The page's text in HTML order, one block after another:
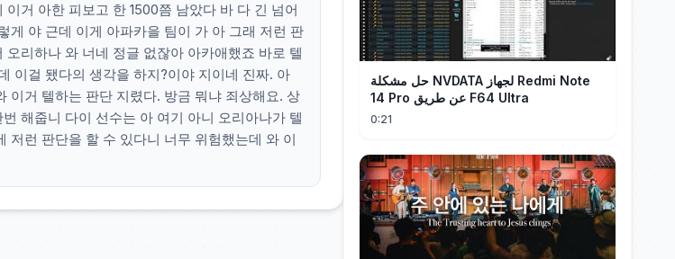
거 아한 피보고 한 1500쯤 남았다 바 다 긴 넘어
게 야 근데 이게 아파카을 팀이 가 아 그래 저런 판
리하나 와 너네 정글 없잖아 아카애했죠 바로 텔
이걸 됐다의 생각을 하지?이야 지이네 진짜. 아
이거 텔하는 판단 지렸다. 방금 뭐냐 죄상해요. 상
해줍니 다이 선수는 아 여기 아니 오리아나가 텔
저런 판단을 할 수 있다니 너무 위험했는데 와 이
حل مشكلة NVDATA لجهاز Redmi Note
14 Pro عن طريق F64 Ultra
0:21